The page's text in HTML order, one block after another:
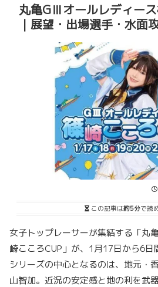
丸亀GⅢオールレディー
｜展望・出場選手・水面
この記事は約5分で読
女子トップレーサーが集結する「丸
崎こころCUP」が、1月17日から6日
シリーズの中心となるのは、地元・
山智加。近況の安定感と地の利を武